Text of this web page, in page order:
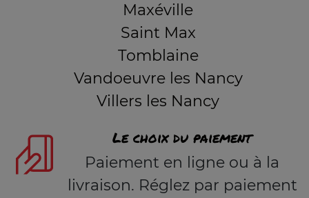
Maxéville
Saint Max
Tomblaine
Vandoeuvre les Nancy
Villers les Nancy
Le choix du paiement
Paiement en ligne ou à la
livraison. Réglez par paiement